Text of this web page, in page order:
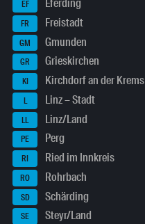
EF Eferding
FR Freistadt
GM Gmunden
GR Grieskirchen
KI Kirchdorf an der Krems
L Linz – Stadt
LL Linz/Land
PE Perg
RI Ried im Innkreis
RO Rohrbach
SD Schärding
SE Steyr/Land